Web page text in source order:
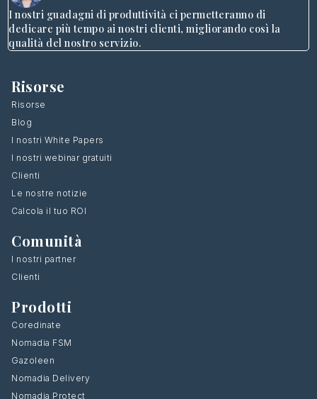
I nostri guadagni di produttività ci permetteranno di
dedicare più tempo ai nostri clienti, migliorando così la
qualità del nostro servizio.
Risorse
Risorse
Blog
I nostri White Papers
I nostri webinar gratuiti
Clienti
Le nostre notizie
Calcola il tuo ROI
Comunità
I nostri partner
Clienti
Prodotti
Coredinate
Nomadia FSM
Gazoleen
Nomadia Delivery
Nomadia Protect